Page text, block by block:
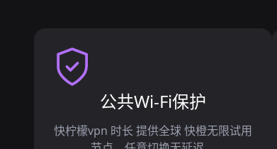
公共Wi-Fi保护
快柠檬vpn 时长 提供全球 快橙无限试用